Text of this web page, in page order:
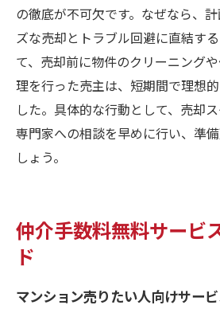
の徹底が不可欠です。なぜなら、
ズな売却とトラブル回避に直結す
て、売却前に物件のクリーニング
理を行った売主は、短期間で理想
した。具体的な行動として、売却
専門家への相談を早めに行い、準
しょう。
仲介手数料無料サービ
ド
マンション売りたい人向けサー